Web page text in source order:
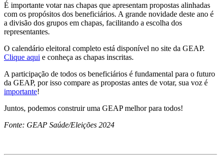
É importante votar nas chapas que apresentam propostas alinhadas
com os propósitos dos beneficiários. A grande novidade deste ano é
a divisão dos grupos em chapas, facilitando a escolha dos
representantes.
O calendário eleitoral completo está disponível no site da GEAP.
Clique aqui e conheça as chapas inscritas.
A participação de todos os beneficiários é fundamental para o futuro
da GEAP, por isso compare as propostas antes de votar, sua voz é
importante!
Juntos, podemos construir uma GEAP melhor para todos!
Fonte: GEAP Saúde/Eleições 2024